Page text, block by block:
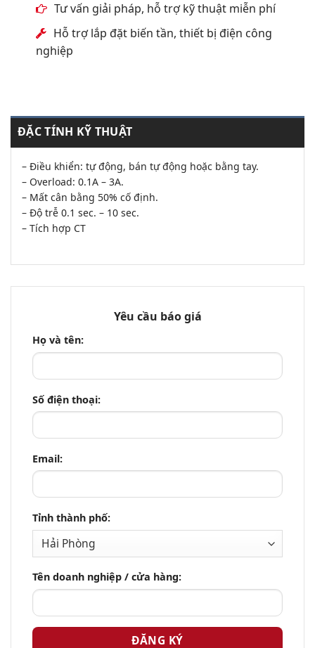
Tư vấn giải pháp, hỗ trợ kỹ thuật miễn phí
Hỗ trợ lắp đặt biến tần, thiết bị điện công
nghiệp
ĐẶC TÍNH KỸ THUẬT
– Điều khiển: tự động, bán tự động hoặc bằng tay.
– Overload: 0.1A – 3A.
– Mất cân bằng 50% cố định.
– Độ trễ 0.1 sec. – 10 sec.
– Tích hợp CT
Yêu cầu báo giá
Họ và tên:
Số điện thoại:
Email:
Tỉnh thành phố:
Tên doanh nghiệp / cửa hàng: